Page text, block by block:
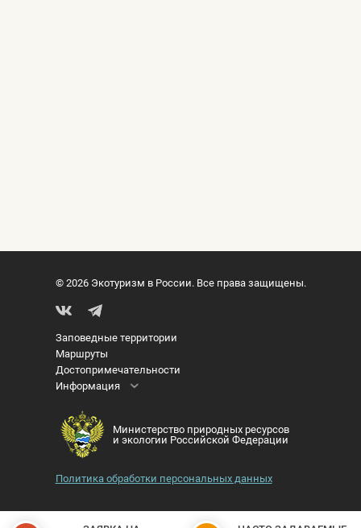
© 2026 Экотуризм в России. Все права защищены.
Заповедные территории
Маршруты
Достопримечательности
Информация
Министерство природных ресурсов
и экологии Российской Федерации
Политика обработки персональных данных